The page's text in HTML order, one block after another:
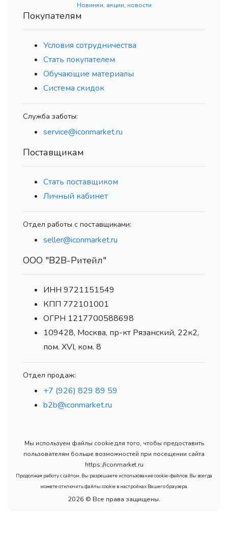
Новинки, акции, новости
Покупателям
Условия сотрудничества
Стать покупателем
Обучающие материалы
Система скидок
Служба заботы:
service@iconmarket.ru
Поставщикам
Стать поставщиком
Личный кабинет
Отдел работы с поставщиками:
seller@iconmarket.ru
ООО "В2В-Ритейл"
ИНН 9721151549
КПП 772101001
ОГРН 1217700588698
109428, Москва, пр-кт Рязанский, 22к2,
пом. XVI, ком. 8
Отдел продаж:
+7 (926) 829 89 59
b2b@iconmarket.ru
Мы используем файлы cookie для того, чтобы предоставить
пользователям больше возможностей при посещении сайта
https://iconmarket.ru
Продолжая работу с сайтом, Вы разрешаете использование cookie-файлов. Вы всегда
можете отключить файлы cookie в настройках Вашего браузера.
2026 © Все права защищены.